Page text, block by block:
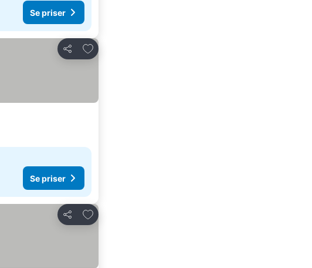
Se priser
Dela
Lägg till i Mina Favoriter
Se priser
Dela
Lägg till i Mina Favoriter